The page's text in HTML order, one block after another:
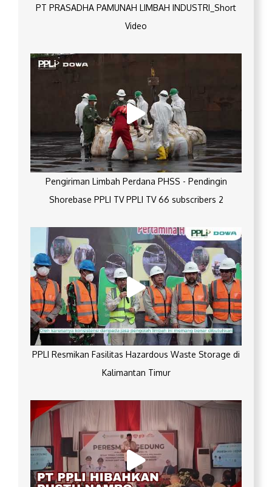
PT PRASADHA PAMUNAH LIMBAH INDUSTRI_Short
Video
Pengiriman Limbah Perdana PHSS - Pendingin
Shorebase PPLI TV PPLI TV 66 subscribers 2
PPLI Resmikan Fasilitas Hazardous Waste Storage di
Kalimantan Timur